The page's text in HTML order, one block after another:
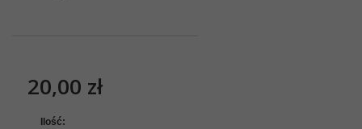
20,00 zł
Ilość: